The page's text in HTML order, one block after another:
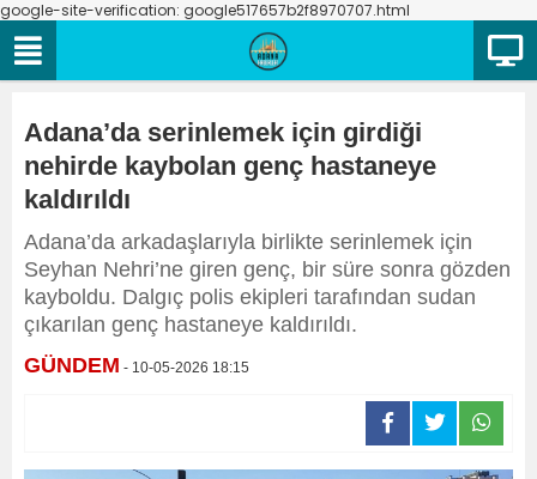
google-site-verification: google517657b2f8970707.html
Adana’da serinlemek için girdiği
nehirde kaybolan genç hastaneye
kaldırıldı
Adana’da arkadaşlarıyla birlikte serinlemek için
Seyhan Nehri’ne giren genç, bir süre sonra gözden
kayboldu. Dalgıç polis ekipleri tarafından sudan
çıkarılan genç hastaneye kaldırıldı.
GÜNDEM - 10-05-2026 18:15